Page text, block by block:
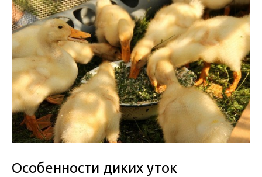
Особенности диких уток